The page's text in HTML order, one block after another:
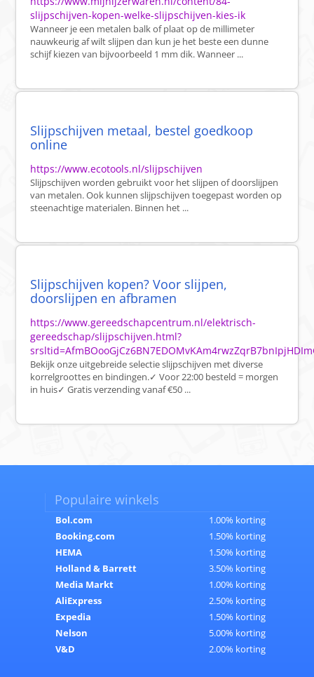
slijpschijven-kopen-welke-slijpschijven-kies-ik
Wanneer je een metalen balk of plaat op de millimeter
nauwkeurig af wilt slijpen dan kun je het beste een dunne
schijf kiezen van bijvoorbeeld 1 mm dik. Wanneer ...
Slijpschijven metaal, bestel goedkoop
online
https://www.ecotools.nl/slijpschijven
Slijpschijven worden gebruikt voor het slijpen of doorslijpen
van metalen. Ook kunnen slijpschijven toegepast worden op
steenachtige materialen. Binnen het ...
Slijpschijven kopen? Voor slijpen,
doorslijpen en afbramen
https://www.gereedschapcentrum.nl/elektrisch-
gereedschap/slijpschijven.html?
Bekijk onze uitgebreide selectie slijpschijven met diverse
korrelgroottes en bindingen.✓ Voor 22:00 besteld = morgen
in huis✓ Gratis verzending vanaf €50 ...
Populaire winkels
Bol.com
1.00% korting
Booking.com
1.50% korting
HEMA
1.50% korting
Holland & Barrett
3.50% korting
Media Markt
1.00% korting
AliExpress
2.50% korting
Expedia
1.50% korting
Nelson
5.00% korting
V&D
2.00% korting